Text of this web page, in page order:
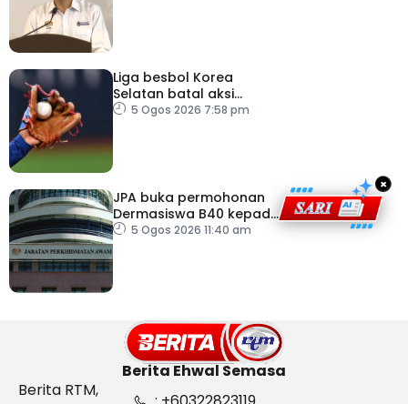
Liga besbol Korea
Selatan batal aksi
susulan gelombang haba
5 Ogos 2026 7:58 pm
JPA buka permohonan
Dermasiswa B40 kepada
lepasan SPM
5 Ogos 2026 11:40 am
×
Berita Ehwal Semasa
Berita RTM,